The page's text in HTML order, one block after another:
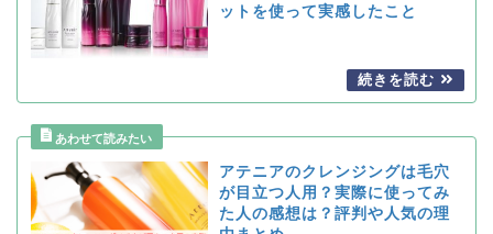
ットを使って実感したこと
アテニアのクレンジングは毛穴
が目立つ人用？実際に使ってみ
た人の感想は？評判や人気の理